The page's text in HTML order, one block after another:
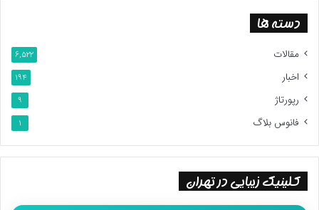
دسته ها
مقالات 6,522
اخبار 194
رپورتاژ 9
فانوس بلاگ 1
کلینیک زیبایی در تهران